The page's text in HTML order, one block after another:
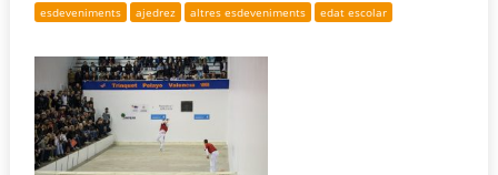
esdeveniments ajedrez altres esdeveniments edat escolar